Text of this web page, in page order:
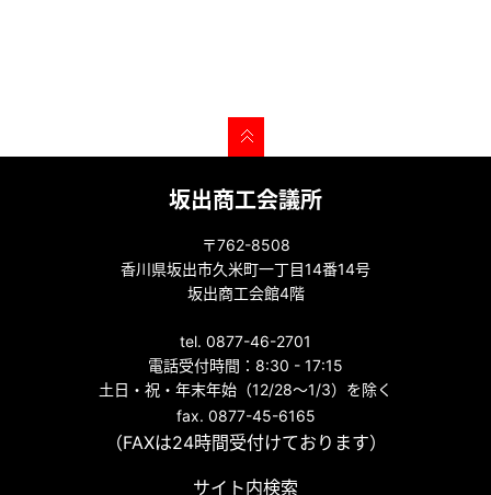
坂出商工会議所
〒762-8508
香川県坂出市久米町一丁目14番14号
坂出商工会館4階
tel. 0877-46-2701
電話受付時間：8:30 - 17:15
土日・祝・年末年始（12/28～1/3）を除く
fax. 0877-45-6165
（FAXは24時間受付けております）
サイト内検索